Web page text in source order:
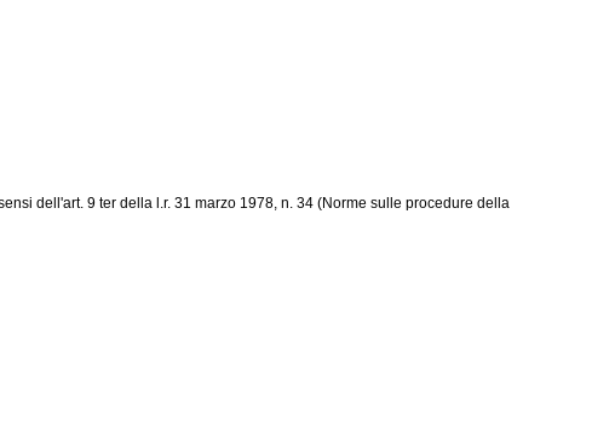
dell'art. 9 ter della l.r. 31 marzo 1978, n. 34 (Norme sulle procedure della